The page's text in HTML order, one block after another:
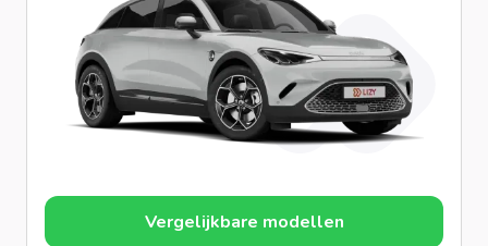
Vergelijkbare modellen